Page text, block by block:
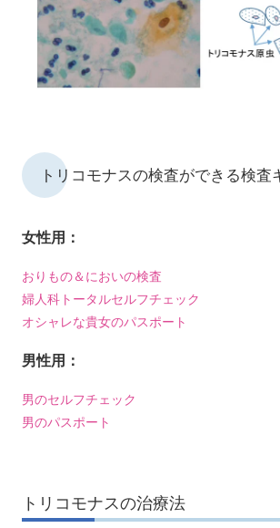
トリコモナスの検査ができる検査
女性用：
おりもの＆においの検査
婦人科トータルセルフチェック
オシャレな貴女のパスポート
男性用：
男のセルフチェック
男のパスポート
トリコモナスの治療法